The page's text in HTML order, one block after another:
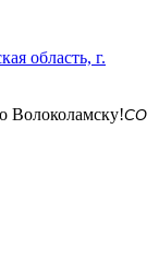
область, г.
СО